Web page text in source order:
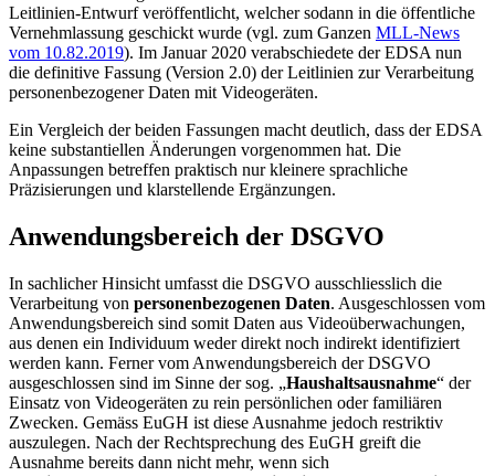
Leitlinien-Entwurf veröffentlicht, welcher sodann in die öffentliche
Vernehmlassung geschickt wurde (vgl. zum Ganzen MLL-News
vom 10.82.2019). Im Januar 2020 verabschiedete der EDSA nun
die definitive Fassung (Version 2.0) der Leitlinien zur Verarbeitung
personenbezogener Daten mit Videogeräten.
Ein Vergleich der beiden Fassungen macht deutlich, dass der EDSA
keine substantiellen Änderungen vorgenommen hat. Die
Anpassungen betreffen praktisch nur kleinere sprachliche
Präzisierungen und klarstellende Ergänzungen.
Anwendungsbereich der DSGVO
In sachlicher Hinsicht umfasst die DSGVO ausschliesslich die
Verarbeitung von personenbezogenen Daten. Ausgeschlossen vom
Anwendungsbereich sind somit Daten aus Videoüberwachungen,
aus denen ein Individuum weder direkt noch indirekt identifiziert
werden kann. Ferner vom Anwendungsbereich der DSGVO
ausgeschlossen sind im Sinne der sog. „Haushaltsausnahme“ der
Einsatz von Videogeräten zu rein persönlichen oder familiären
Zwecken. Gemäss EuGH ist diese Ausnahme jedoch restriktiv
auszulegen. Nach der Rechtsprechung des EuGH greift die
Ausnahme bereits dann nicht mehr, wenn sich